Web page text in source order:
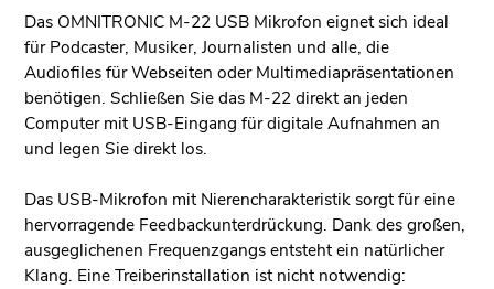
Das OMNITRONIC M-22 USB Mikrofon eignet sich ideal
für Podcaster, Musiker, Journalisten und alle, die
Audiofiles für Webseiten oder Multimediapräsentationen
benötigen. Schließen Sie das M-22 direkt an jeden
Computer mit USB-Eingang für digitale Aufnahmen an
und legen Sie direkt los.
Das USB-Mikrofon mit Nierencharakteristik sorgt für eine
hervorragende Feedbackunterdrückung. Dank des großen,
ausgeglichenen Frequenzgangs entsteht ein natürlicher
Klang. Eine Treiberinstallation ist nicht notwendig: